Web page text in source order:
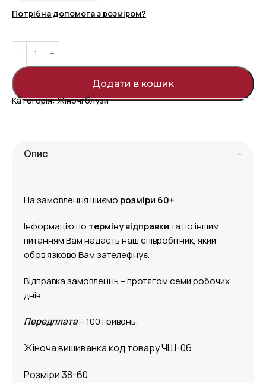
Потрібна допомога з розміром?
Додати в кошик
Категорія:Жіночі блузи
Опис
На замовлення шиємо розміри 60+
Інформацію по терміну відправкита по іншим
питанням Вам надасть наш співробітник, який
обов’язково Вам зателефнує.
Відправка замовленнь – протягом семи робочих
днів.
Передплата– 100 гривень.
Жіноча вишиванка код товару ЧШ-06
Розміри 38-60